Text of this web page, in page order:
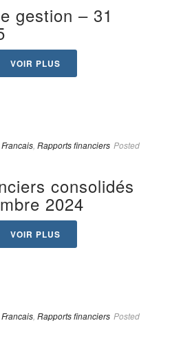
gestion – 31
VOIR PLUS
Francais Rapports financiers Posted
consolidés
2024
VOIR PLUS
Francais Rapports financiers Posted